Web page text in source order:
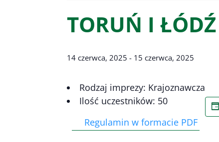
TORUŃ I ŁÓDŹ
14 czerwca, 2025 - 15 czerwca, 2025
Rodzaj imprezy: Krajoznawcza
Ilość uczestników: 50
Regulamin w formacie PDF